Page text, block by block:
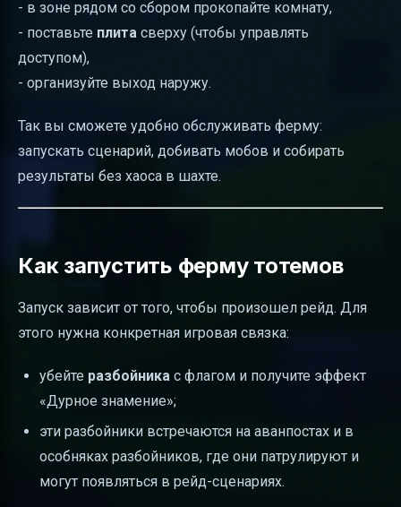
- в зоне рядом со сбором прокопайте комнату,
- поставьте плита сверху (чтобы управлять
доступом),
- организуйте выход наружу.
Так вы сможете удобно обслуживать ферму:
запускать сценарий, добивать мобов и собирать
результаты без хаоса в шахте.
Как запустить ферму тотемов
Запуск зависит от того, чтобы произошел рейд. Для
этого нужна конкретная игровая связка:
убейте разбойника с флагом и получите эффект
«Дурное знамение»;
эти разбойники встречаются на аванпостах и в
особняках разбойников, где они патрулируют и
могут появляться в рейд-сценариях.